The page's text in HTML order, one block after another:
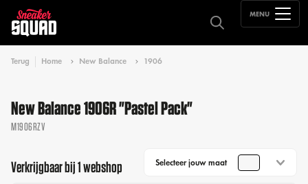
MENU
Terug Home New Balance 1906
New Balance 1906R "Pastel Pack"
M1906RZV
Verkrijgbaar bij 1 webshop Selecteer jouw maat